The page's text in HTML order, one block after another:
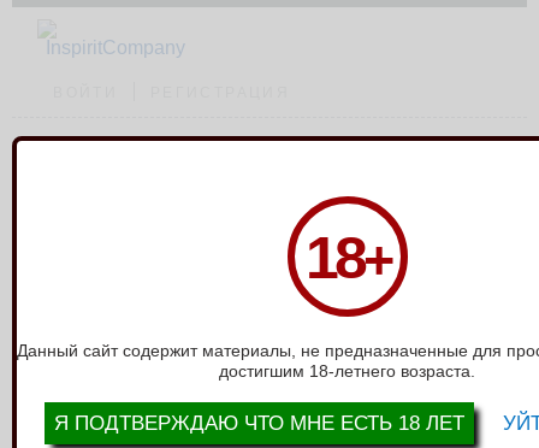
18+
Данный сайт содержит материалы, не предназначенные для
достигшим 18-летнего возраста.
Я ПОДТВЕРЖДАЮ ЧТО МНЕ ЕСТЬ 18 ЛЕТ
Ошейник белый с кольцом 55046ars
ОШЕЙНИК БЕЛЫЙ С КОЛЬЦОМ